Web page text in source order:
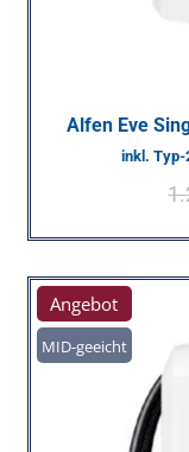
Alfen Eve
inkl. Typ-
MID-geeicht
Angebot